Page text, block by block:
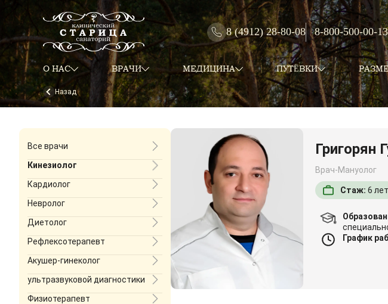
8 (4912) 28-80-08 8-800-500-00-13
О НАС ВРАЧИ МЕДИЦИНА ПУТЁВКИ
Назад
Все врачи
Кинезиолог
Кардиолог
Невролог
Диетолог
Рефлексотерапевт
Акушер-гинеколог
ультразвуковой диагностики
Физиотерапевт
Григорян
Врач-Мануолог
Стаж: 6 лет
График